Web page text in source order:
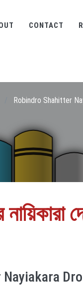
CONTACT
Robindro Shahitter
নায়িকারা